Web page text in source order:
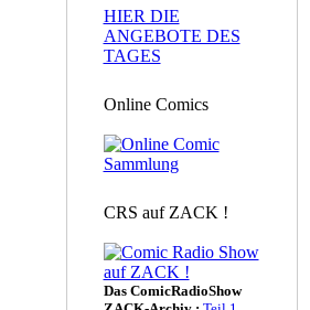
HIER DIE
ANGEBOTE DES
TAGES
Online Comics
CRS auf ZACK !
Das ComicRadioShow